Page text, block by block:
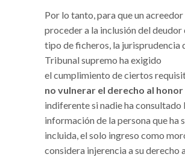
Por lo tanto, para que un
proceder a la inclusión del deudor
tipo de ficheros, la jurisprudencia
Tribunal supremo ha exigido
el cumplimiento de ciertos
no vulnerar el derecho al honor
indiferente si nadie ha consultado
información de la persona que ha
incluida, el solo ingreso como
considera injerencia a su derecho